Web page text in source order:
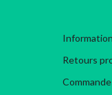
Retours